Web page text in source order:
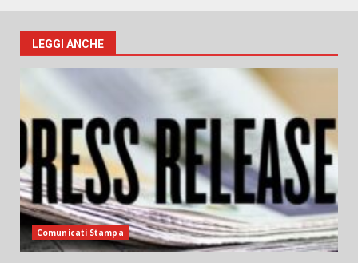
LEGGI ANCHE
Comunicati Stampa